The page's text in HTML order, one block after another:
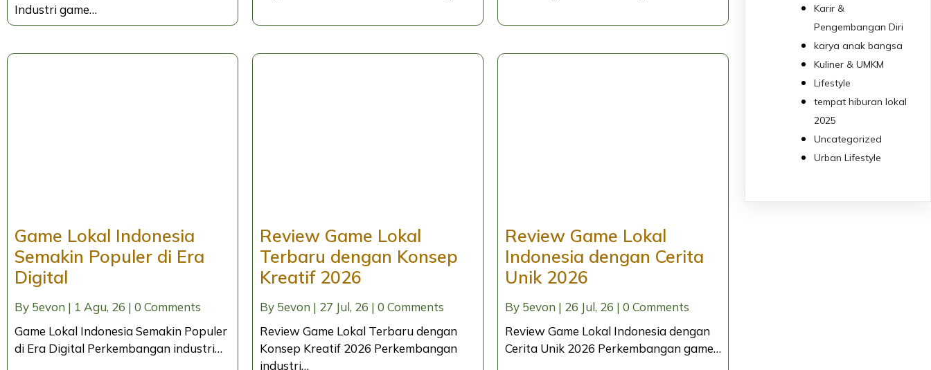
Industri game…
Game Lokal Indonesia
Semakin Populer di Era
Digital
By 5evon | 1 Agu, 26 | 0 Comments
Game Lokal Indonesia Semakin Populer
di Era Digital Perkembangan industri…
Review Game Lokal
Terbaru dengan Konsep
Kreatif 2026
By 5evon | 27 Jul, 26 | 0 Comments
Review Game Lokal Terbaru dengan
Konsep Kreatif 2026 Perkembangan
industri…
Review Game Lokal
Indonesia dengan Cerita
Unik 2026
By 5evon | 26 Jul, 26 | 0 Comments
Review Game Lokal Indonesia dengan
Cerita Unik 2026 Perkembangan game…
Karir &
Pengembangan Diri
karya anak bangsa
Kuliner & UMKM
Lifestyle
tempat hiburan lokal
2025
Uncategorized
Urban Lifestyle